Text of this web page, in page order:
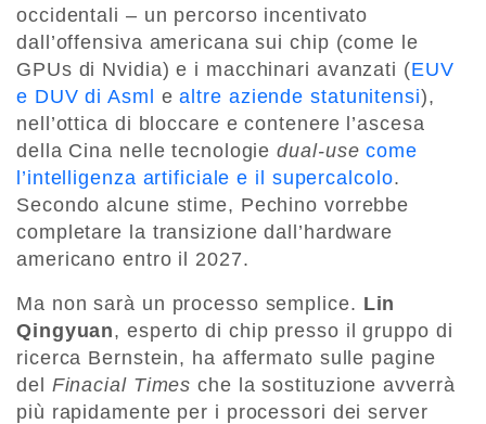
occidentali – un percorso incentivato
dall’offensiva americana sui chip (come le
GPUs di Nvidia) e i macchinari avanzati (EUV
e DUV di Asml ealtre aziende statunitensi),
nell’ottica di bloccare e contenere l’ascesa
della Cina nelle tecnologiedual-use come
l’intelligenza artificiale e il supercalcolo.
Secondo alcune stime, Pechino vorrebbe
completare la transizione dall’hardware
americano entro il 2027.
Ma non sarà un processo semplice. Lin
Qingyuan, esperto di chip presso il gruppo di
ricerca Bernstein, ha affermato sulle pagine
del Finacial Times che la sostituzione avverrà
più rapidamente per i processori dei server